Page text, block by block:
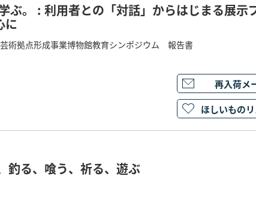
ぶ。 : 利用者との「対話」からはじまる展示
に
術拠点形成事業博物館教育シンポジウム 報告書
再入荷メ
ほしいもの
釣る、喰う、祈る、遊ぶ